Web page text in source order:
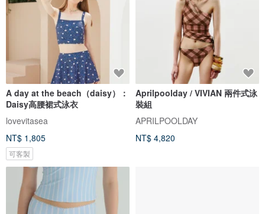
A day at the beach（daisy）：
Daisy高腰裙式泳衣
lovevitasea
NT$ 1,805
可客製
Aprilpoolday / VIVIAN 兩件式泳
裝組
APRILPOOLDAY
NT$ 4,820